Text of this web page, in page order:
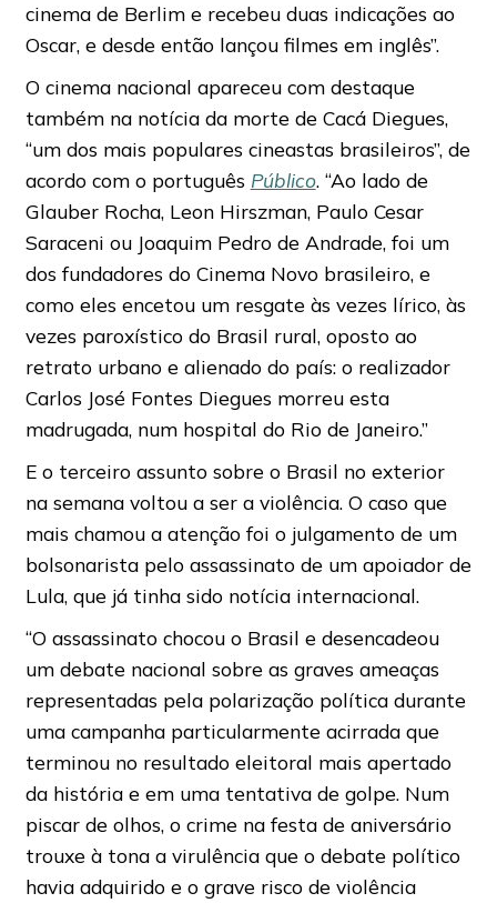
cinema de Berlim e recebeu duas indicações ao
Oscar, e desde então lançou filmes em inglês”.
O cinema nacional apareceu com destaque
também na notícia da morte de Cacá Diegues,
“um dos mais populares cineastas brasileiros”, de
acordo com o português Público. “Ao lado de
Glauber Rocha, Leon Hirszman, Paulo Cesar
Saraceni ou Joaquim Pedro de Andrade, foi um
dos fundadores do Cinema Novo brasileiro, e
como eles encetou um resgate às vezes lírico, às
vezes paroxístico do Brasil rural, oposto ao
retrato urbano e alienado do país: o realizador
Carlos José Fontes Diegues morreu esta
madrugada, num hospital do Rio de Janeiro.”
E o terceiro assunto sobre o Brasil no exterior
na semana voltou a ser a violência. O caso que
mais chamou a atenção foi o julgamento de um
bolsonarista pelo assassinato de um apoiador de
Lula, que já tinha sido notícia internacional.
“O assassinato chocou o Brasil e desencadeou
um debate nacional sobre as graves ameaças
representadas pela polarização política durante
uma campanha particularmente acirrada que
terminou no resultado eleitoral mais apertado
da história e em uma tentativa de golpe. Num
piscar de olhos, o crime na festa de aniversário
trouxe à tona a virulência que o debate político
havia adquirido e o grave risco de violência